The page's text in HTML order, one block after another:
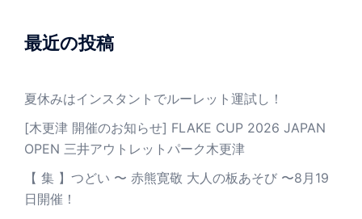
最近の投稿
夏休みはインスタントでルーレット運試し！
[木更津 開催のお知らせ] FLAKE CUP 2026 JAPAN
OPEN 三井アウトレットパーク木更津
【 集 】つどい 〜 赤熊寛敬 大人の板あそび 〜8月19
日開催！